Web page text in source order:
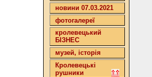
новини 07.03.2021
фотогалереї
кролевецький
БІЗНЕС
музей, історія
Кролевецькі
рушники